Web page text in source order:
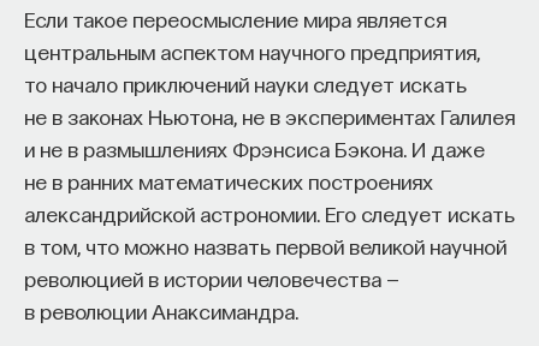
Если такое переосмысление мира является
центральным аспектом научного предприятия,
то начало приключений науки следует искать
не в законах Ньютона, не в экспериментах Галилея
и не в размышлениях Фрэнсиса Бэкона. И даже
не в ранних математических построениях
александрийской астрономии. Его следует искать
в том, что можно назвать первой великой научной
революцией в истории человечества —
в революции Анаксимандра.
историка О. Ю. Абакумова, А. Г. Чукарева
уже известные факты. Наконец, присутствовал
просто художественный вымысел. Такова,
например, книга В. Н. Балязина «Тайны “Черного
— Какова основная задача книги?
— Основная задача книги — это показ самой